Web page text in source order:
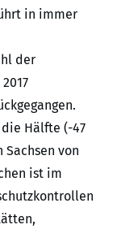
in immer
der
Hälfte (-47
Sachsen von
ist im